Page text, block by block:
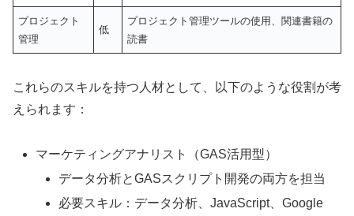
プロジェクト
管理
低
プロジェクト管理ツールの使用、関連書籍の
読書
これらのスキルを持つ人材として、以下のような役割が考
えられます：
マーケティングアナリスト（GAS活用型）
データ分析とGASスクリプト開発の両方を担当
必要スキル：データ分析、JavaScript、Google